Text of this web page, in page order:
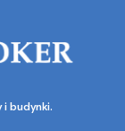
i budynki.